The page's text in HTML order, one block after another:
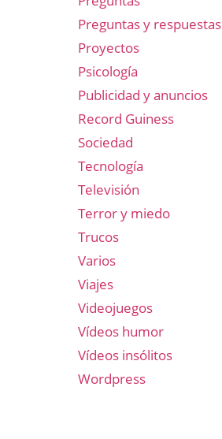
Preguntas y respuestas
Proyectos
Psicología
Publicidad y anuncios
Record Guiness
Sociedad
Tecnología
Televisión
Terror y miedo
Trucos
Varios
Viajes
Videojuegos
Vídeos humor
Vídeos insólitos
Wordpress